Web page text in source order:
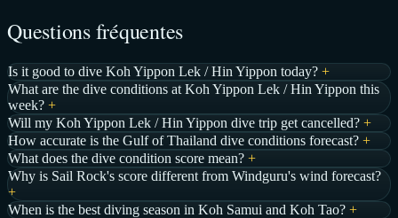
Questions fréquentes
Is it good to dive Koh Yippon Lek / Hin Yippon today? +
What are the dive conditions at Koh Yippon Lek / Hin Yippon this
week? +
Will my Koh Yippon Lek / Hin Yippon dive trip get cancelled? +
How accurate is the Gulf of Thailand dive conditions forecast? +
What does the dive condition score mean? +
Why is Sail Rock's score different from Windguru's wind forecast?
+
When is the best diving season in Koh Samui and Koh Tao? +